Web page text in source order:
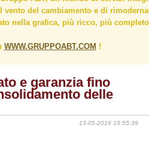
del cambiamento e di
nella grafica, più ricco, più
WWW.GRUPPOABT.COM !
e garanzia fino
delle
13-05-2016 15:55:39